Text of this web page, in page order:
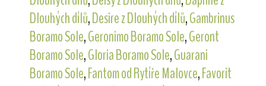
Dlouhých dílů,Desire z Dlouhých dílů,Gambrinus
Boramo Sole,Geronimo Boramo Sole,Geront
Boramo Sole,Gloria Boramo Sole,Guarani
Boramo Sole,Fantom od Rytíře Malovce,Favorit